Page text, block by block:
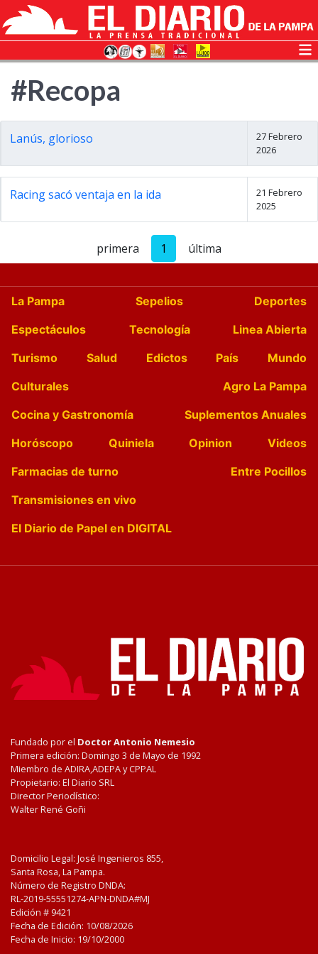
#Recopa
Lanús, glorioso
27 Febrero
2026
Racing sacó ventaja en la ida
21 Febrero
2025
primera 1 última
La Pampa Sepelios
Deportes
Espectáculos
Tecnología
Linea Abierta
Turismo
Salud Edictos País
Mundo
Culturales
Agro La Pampa
Cocina y Gastronomía
Suplementos Anuales
Horóscopo
Quiniela Opinion
Videos
Farmacias de turno
Entre Pocillos
Transmisiones en vivo
El Diario de Papel en DIGITAL
Fundado por el Doctor Antonio Nemesio
Primera edición: Domingo 3 de Mayo de 1992
Miembro de ADIRA,ADEPA y CPPAL
Propietario: El Diario SRL
Director Periodístico:
Walter René Goñi
Domicilio Legal: José Ingenieros 855,
Santa Rosa, La Pampa.
Número de Registro DNDA:
RL-2019-55551274-APN-DNDA#MJ
Edición # 9421
Fecha de Edición: 10/08/2026
Fecha de Inicio: 19/10/2000